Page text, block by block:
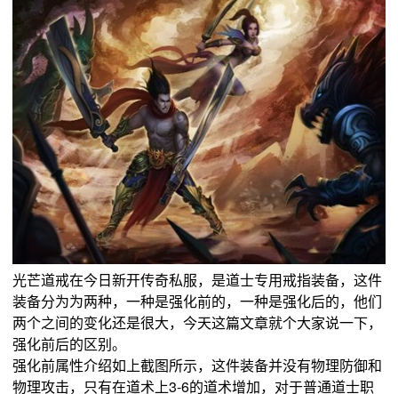
光芒道戒在今日新开传奇私服，是道士专用戒指装备，这件
装备分为为两种，一种是强化前的，一种是强化后的，他们
两个之间的变化还是很大，今天这篇文章就个大家说一下，
强化前后的区别。
强化前属性介绍如上截图所示，这件装备并没有物理防御和
物理攻击，只有在道术上3-6的道术增加，对于普通道士职